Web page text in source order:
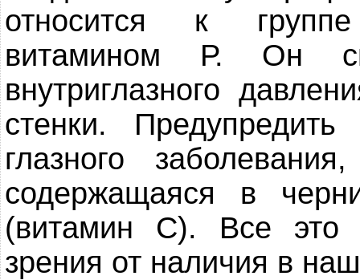
относится к
витамином Р. Он
внутриглазного
стенки.
глазного
содержащаяся в
(витамин С). Все это
зрения от наличия в